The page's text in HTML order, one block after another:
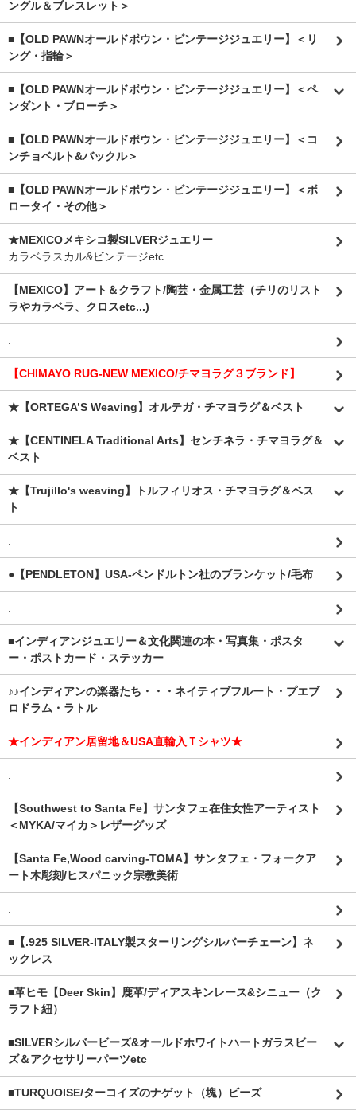
ングル＆ブレスレット＞
■【OLD PAWNオールドポウン・ビンテージジュエリー】＜リ
ング・指輪＞
■【OLD PAWNオールドポウン・ビンテージジュエリー】＜ペ
ンダント・ブローチ＞
■【OLD PAWNオールドポウン・ビンテージジュエリー】＜コ
ンチョベルト&バックル＞
■【OLD PAWNオールドポウン・ビンテージジュエリー】＜ボ
ロータイ・その他＞
★MEXICOメキシコ製SILVERジュエリー
カラベラスカル&ビンテージetc..
【MEXICO】アート＆クラフト/陶芸・金属工芸（チリのリスト
ラやカラベラ、クロスetc...)
.
【CHIMAYO RUG-NEW MEXICO/チマヨラグ３ブランド】
★【ORTEGA’S Weaving】オルテガ・チマヨラグ＆ベスト
★【CENTINELA Traditional Arts】センチネラ・チマヨラグ＆
ベスト
★【Trujillo's weaving】トルフィリオス・チマヨラグ＆ベス
ト
.
●【PENDLETON】USA-ペンドルトン社のブランケット/毛布
.
■インディアンジュエリー＆文化関連の本・写真集・ポスタ
ー・ポストカード・ステッカー
♪♪インディアンの楽器たち・・・ネイティブフルート・プエブ
ロドラム・ラトル
★インディアン居留地＆USA直輸入Ｔシャツ★
.
【Southwest to Santa Fe】サンタフェ在住女性アーティスト
＜MYKA/マイカ＞レザーグッズ
【Santa Fe,Wood carving-TOMA】サンタフェ・フォークア
ート木彫刻/ヒスパニック宗教美術
.
■【.925 SILVER-ITALY製スターリングシルバーチェーン】ネ
ックレス
■革ヒモ【Deer Skin】鹿革/ディアスキンレース&シニュー（ク
ラフト紐）
■SILVERシルバービーズ&オールドホワイトハートガラスビー
ズ＆アクセサリーパーツetc
■TURQUOISE/ターコイズのナゲット（塊）ビーズ